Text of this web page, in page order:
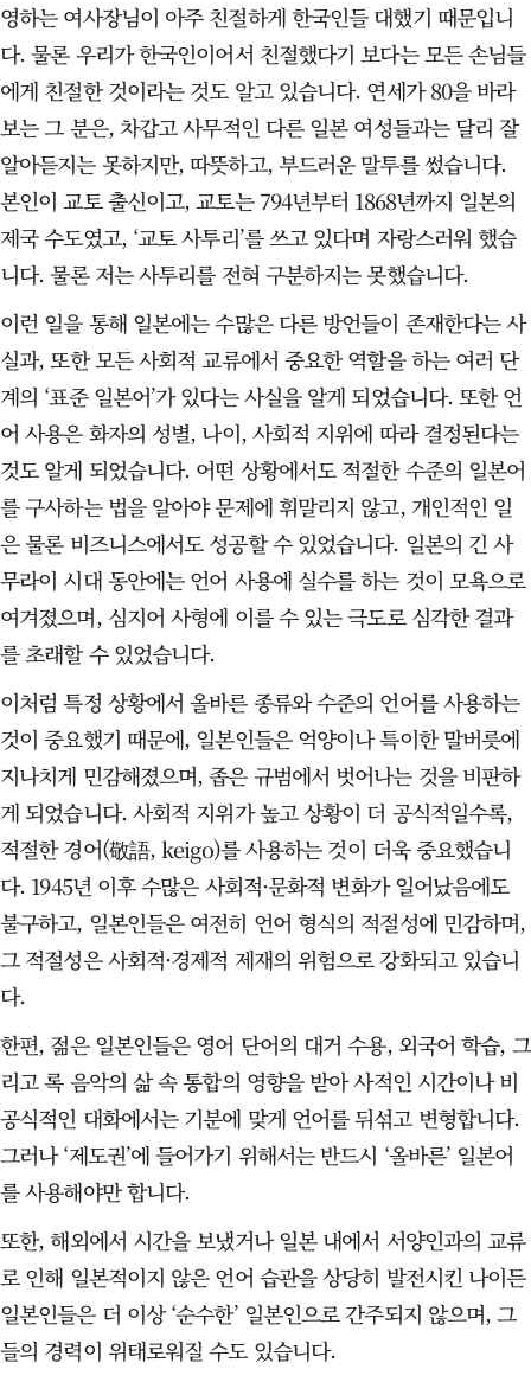
영하는 여사장님이 아주 친절하게 한국인들 대했기 때문입니
다. 물론 우리가 한국인이어서 친절했다기 보다는 모든 손님들
에게 친절한 것이라는 것도 알고 있습니다. 연세가 80을 바라
보는 그 분은, 차갑고 사무적인 다른 일본 여성들과는 달리 잘
알아듣지는 못하지만, 따뜻하고, 부드러운 말투를 썼습니다.
본인이 교토 출신이고, 교토는 794년부터 1868년까지 일본의
제국 수도였고, ‘교토 사투리’를 쓰고 있다며 자랑스러워 했습
니다. 물론 저는 사투리를 전혀 구분하지는 못했습니다.
이런 일을 통해 일본에는 수많은 다른 방언들이 존재한다는 사
실과, 또한 모든 사회적 교류에서 중요한 역할을 하는 여러 단
계의 ‘표준 일본어’가 있다는 사실을 알게 되었습니다. 또한 언
어 사용은 화자의 성별, 나이, 사회적 지위에 따라 결정된다는
것도 알게 되었습니다. 어떤 상황에서도 적절한 수준의 일본어
를 구사하는 법을 알아야 문제에 휘말리지 않고, 개인적인 일
은 물론 비즈니스에서도 성공할 수 있었습니다. 일본의 긴 사
무라이 시대 동안에는 언어 사용에 실수를 하는 것이 모욕으로
여겨졌으며, 심지어 사형에 이를 수 있는 극도로 심각한 결과
를 초래할 수 있었습니다.
이처럼 특정 상황에서 올바른 종류와 수준의 언어를 사용하는
것이 중요했기 때문에, 일본인들은 억양이나 특이한 말버릇에
지나치게 민감해졌으며, 좁은 규범에서 벗어나는 것을 비판하
게 되었습니다. 사회적 지위가 높고 상황이 더 공식적일수록,
적절한 경어(敬語, keigo)를 사용하는 것이 더욱 중요했습니
다. 1945년 이후 수많은 사회적·문화적 변화가 일어났음에도
불구하고, 일본인들은 여전히 언어 형식의 적절성에 민감하며,
그 적절성은 사회적·경제적 제재의 위험으로 강화되고 있습니
다.
한편, 젊은 일본인들은 영어 단어의 대거 수용, 외국어 학습, 그
리고 록 음악의 삶 속 통합의 영향을 받아 사적인 시간이나 비
공식적인 대화에서는 기분에 맞게 언어를 뒤섞고 변형합니다.
그러나 ‘제도권’에 들어가기 위해서는 반드시 ‘올바른’ 일본어
를 사용해야만 합니다.
또한, 해외에서 시간을 보냈거나 일본 내에서 서양인과의 교류
로 인해 일본적이지 않은 언어 습관을 상당히 발전시킨 나이든
일본인들은 더 이상 ‘순수한’ 일본인으로 간주되지 않으며, 그
들의 경력이 위태로워질 수도 있습니다.